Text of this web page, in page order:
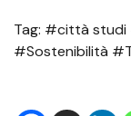
Tag: #città studi
#Sostenibilità